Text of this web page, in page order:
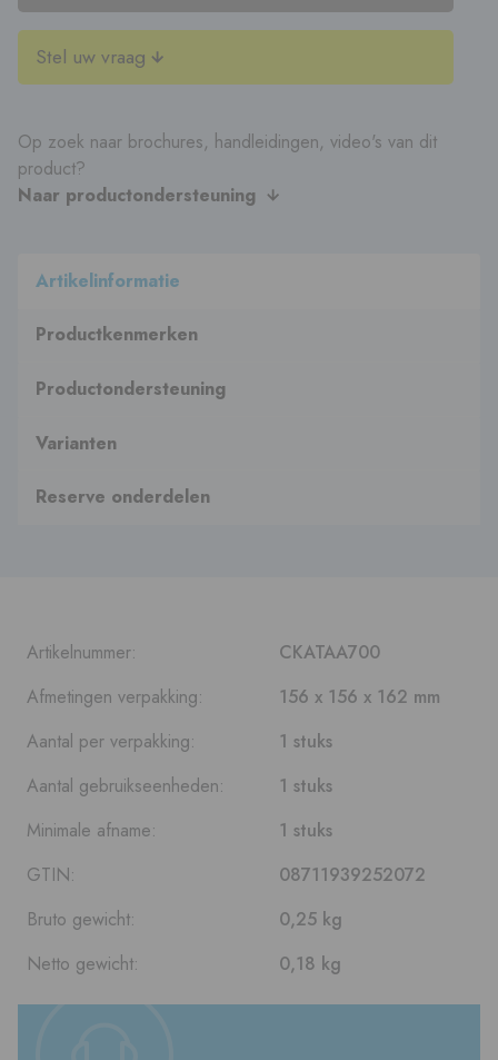
Stel uw vraag
Op zoek naar brochures, handleidingen, video's van dit
product?
Naar productondersteuning
Artikelinformatie
Productkenmerken
Productondersteuning
Varianten
Reserve onderdelen
Artikelnummer:
CKATAA700
Afmetingen verpakking:
156 x 156 x 162 mm
Aantal per verpakking:
1 stuks
Aantal gebruikseenheden:
1 stuks
Minimale afname:
1 stuks
GTIN:
08711939252072
Bruto gewicht:
0,25 kg
Netto gewicht:
0,18 kg